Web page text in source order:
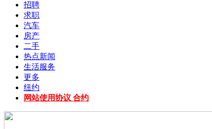
招聘
求职
汽车
房产
二手
热点新闻
生活服务
更多
纽约
网站使用协议 合约